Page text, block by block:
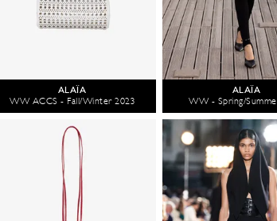
ALAÏA
WW ACCS - Fall/Winter 2023
ALAÏA
WW - Spring/